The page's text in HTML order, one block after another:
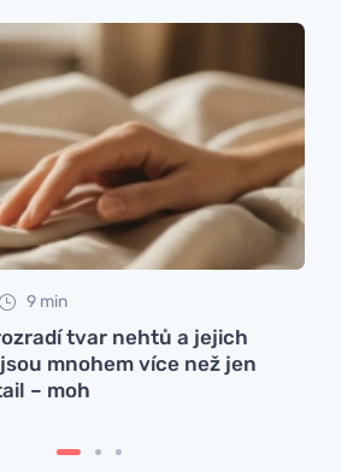
9 min
tvar nehtů a jejich
mnohem více než jen
– moh